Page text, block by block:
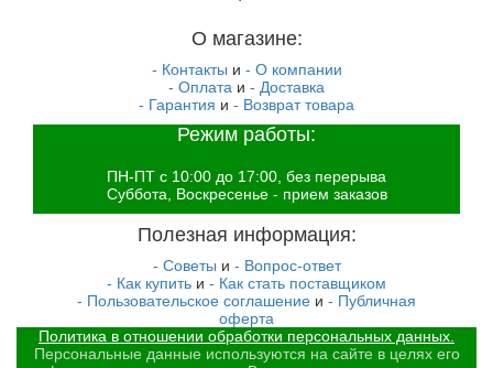
О магазине:
- Контакты и - О компании
- Оплата и - Доставка
- Гарантия и - Возврат товара
Режим работы:
ПН-ПТ с 10:00 до 17:00, без перерыва
Суббота, Воскресенье - прием заказов
Полезная информация:
- Советы и - Вопрос-ответ
- Как купить и - Как стать поставщиком
- Пользовательское соглашение и - Публичная
оферта
Политика в отношении обработки персональных данных.
Персональные данные используются на сайте в целях его